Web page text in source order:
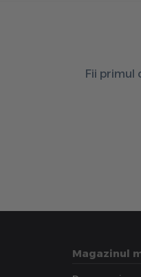
Fii primul
Magazinul